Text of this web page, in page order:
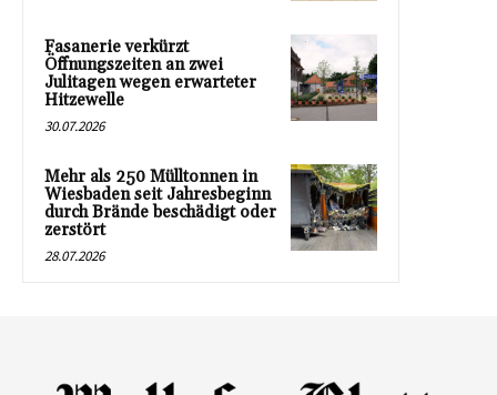
Fasanerie verkürzt
Öffnungszeiten an zwei
Julitagen wegen erwarteter
Hitzewelle
30.07.2026
Mehr als 250 Mülltonnen in
Wiesbaden seit Jahresbeginn
durch Brände beschädigt oder
zerstört
28.07.2026